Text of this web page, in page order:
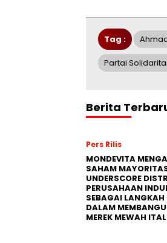
Tag :
Partai
Berita
Pers Rilis
MONDEVITA
SAHAM
UNDERSCORE
PERUSAHAAN
SEBAGAI LANGKAH
DALAM
MEREK MEWAH